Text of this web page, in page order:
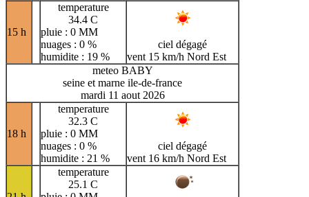
15 h
temperature
34.4 C
pluie : 0 MM
nuages : 0 %
humidite : 19 %
ciel dégagé
vent 15 km/h Nord Est
meteo BABY
seine et marne ile-de-france
mardi 11 aout 2026
18 h
temperature
32.3 C
pluie : 0 MM
nuages : 0 %
humidite : 21 %
ciel dégagé
vent 16 km/h Nord Est
temperature
25.1 C